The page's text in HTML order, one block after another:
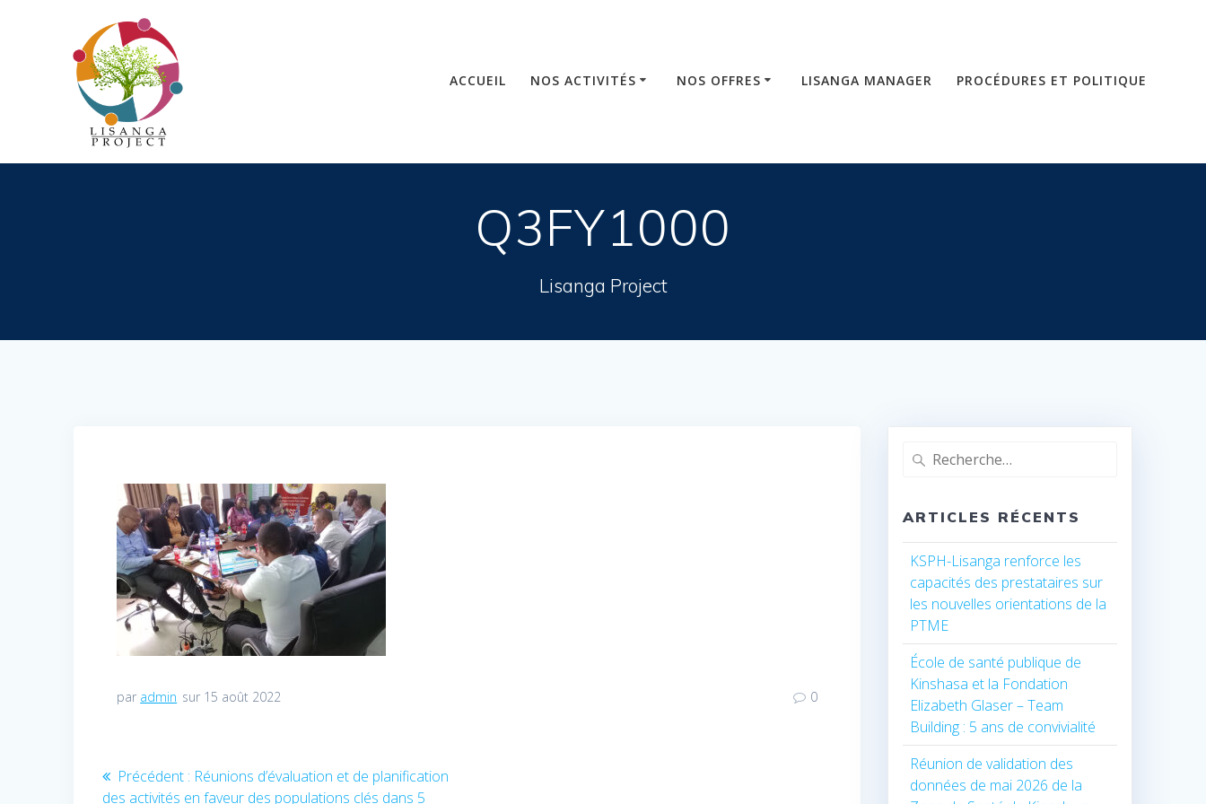
ACCUEIL NOS ACTIVITÉS NOS OFFRES LISANGA MANAGER PROCÉDURES ET POLITIQUE
Q3FY1000
Lisanga Project
par admin sur 15 août 2022 0
Navigation
Précédent : Article
précédent
Réunions d’évaluation et de planification
des activités en faveur des populations clés dans 5
Recherche
ARTICLES RÉCENTS
KSPH-Lisanga renforce les
capacités des prestataires sur
les nouvelles orientations de la
PTME
École de santé publique de
Kinshasa et la Fondation
Elizabeth Glaser – Team
Building : 5 ans de convivialité
Réunion de validation des
données de mai 2026 de la